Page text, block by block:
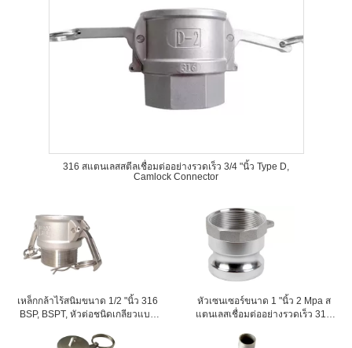
316 สแตนเลสสตีลเชื่อมต่ออย่างรวดเร็ว 3/4 "นิ้ว Type D,
Camlock Connector
เหล็กกล้าไร้สนิมขนาด 1/2 "นิ้ว 316
BSP, BSPT, หัวต่อชนิดเกลียวแบบ
หัวเซนเซอร์ขนาด 1 "นิ้ว 2 Mpa ส
แตนเลสเชื่อมต่ออย่างรวดเร็ว 316